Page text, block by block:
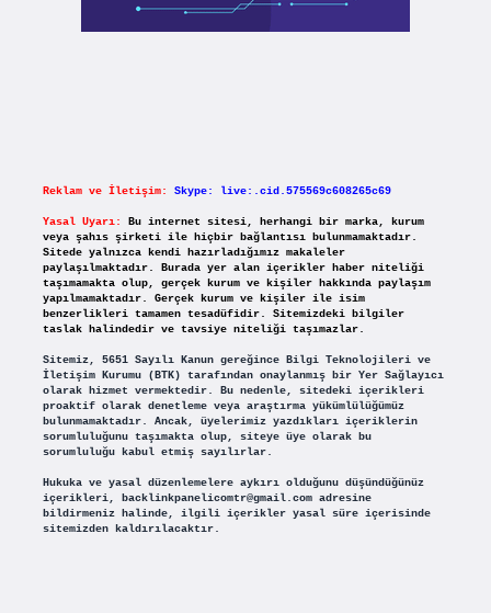
Reklam ve İletişim: Skype: live:.cid.575569c608265c69
Yasal Uyarı:
Bu internet sitesi, herhangi bir marka, kurum
veya şahıs şirketi ile hiçbir bağlantısı bulunmamaktadır.
Sitede yalnızca kendi hazırladığımız makaleler
paylaşılmaktadır. Burada yer alan içerikler haber niteliği
taşımamakta olup, gerçek kurum ve kişiler hakkında paylaşım
yapılmamaktadır. Gerçek kurum ve kişiler ile isim
benzerlikleri tamamen tesadüfidir. Sitemizdeki bilgiler
taslak halindedir ve tavsiye niteliği taşımazlar.
Sitemiz, 5651 Sayılı Kanun gereğince Bilgi Teknolojileri ve
İletişim Kurumu (BTK) tarafından onaylanmış bir Yer Sağlayıcı
olarak hizmet vermektedir. Bu nedenle, sitedeki içerikleri
proaktif olarak denetleme veya araştırma yükümlülüğümüz
bulunmamaktadır. Ancak, üyelerimiz yazdıkları içeriklerin
sorumluluğunu taşımakta olup, siteye üye olarak bu
sorumluluğu kabul etmiş sayılırlar.
Hukuka ve yasal düzenlemelere aykırı olduğunu düşündüğünüz
içerikleri, backlinkpanelicomtr@gmail.comadresine
bildirmeniz halinde, ilgili içerikler yasal süre içerisinde
sitemizden kaldırılacaktır.